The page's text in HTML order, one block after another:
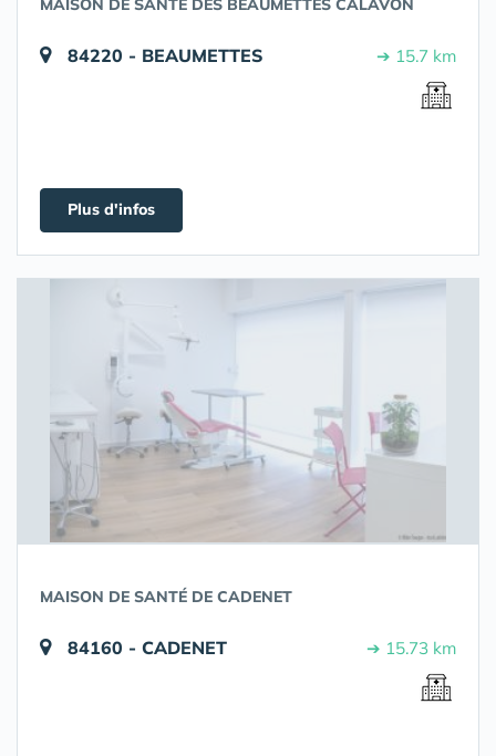
MAISON DE SANTÉ DES BEAUMETTES CALAVON
84220 - BEAUMETTES ➔ 15.7 km
Plus d'infos
MAISON DE SANTÉ DE CADENET
84160 - CADENET ➔ 15.73 km